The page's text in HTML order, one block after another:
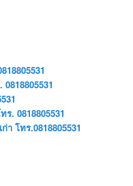
. 0818805531
โทร.0818805531